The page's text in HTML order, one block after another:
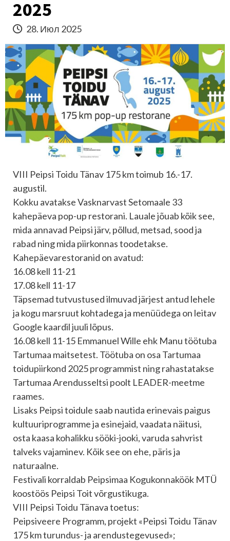
2025
28. Июл 2025
VIII Peipsi Toidu Tänav 175 km toimub 16.-17.
augustil.
Kokku avatakse Vasknarvast Setomaale 33
kahepäeva pop-up restorani. Lauale jõuab kõik see,
mida annavad Peipsi järv, põllud, metsad, sood ja
rabad ning mida piirkonnas toodetakse.
Kahepäevarestoranid on avatud:
16.08 kell 11-21
17.08 kell 11-17
Täpsemad tutvustused ilmuvad järjest antud lehele
ja kogu marsruut kohtadega ja menüüdega on leitav
Google kaardil juuli lõpus.
16.08 kell 11-15 Emmanuel Wille ehk Manu töötuba
Tartumaa maitsetest. Töötuba on osa Tartumaa
toidupiirkond 2025 programmist ning rahastatakse
Tartumaa Arendusseltsi poolt LEADER-meetme
raames.
Lisaks Peipsi toidule saab nautida erinevais paigus
kultuuriprogramme ja esinejaid, vaadata näitusi,
osta kaasa kohalikku sööki-jooki, varuda sahvrist
talveks vajaminev. Kõik see on ehe, päris ja
naturaalne.
Festivali korraldab Peipsimaa Kogukonnaköök MTÜ
koostöös Peipsi Toit võrgustikuga.
VIII Peipsi Toidu Tänava toetus:
Peipsiveere Programm, projekt «Peipsi Toidu Tänav
175 km turundus- ja arendustegevused»;